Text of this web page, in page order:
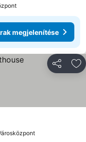
megjelenítése